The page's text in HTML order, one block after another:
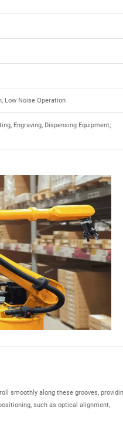
Low Noise Operation
Engraving, Dispensing Equipment;
smoothly along these grooves,
such as optical alignment,